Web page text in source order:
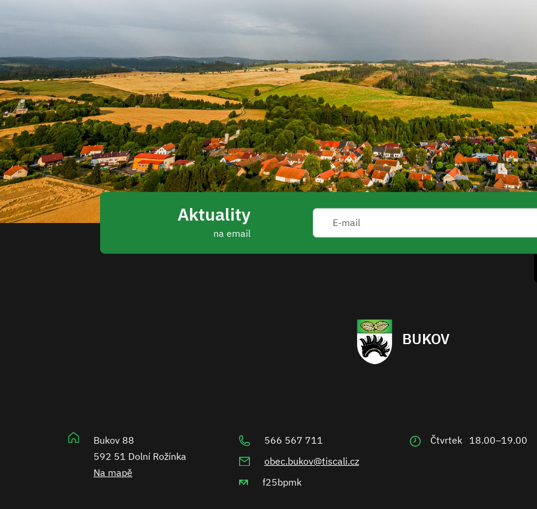
Aktuality
na email
BUKOV
Bukov 88
592 51 Dolní Rožínka
Na mapě
566 567 711
obec.bukov@tiscali.cz
f25bpmk
Čtvrtek 18.00–19.00